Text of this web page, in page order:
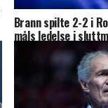
Brann spilte 2-2 i
måls ledelse i